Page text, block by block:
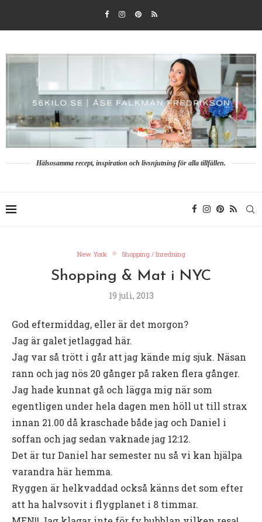
Hälsosamma recept, inspiration och livsnjutning för alla tillfällen.
New York Shopping / Inredning
Shopping & Mat i NYC
19 juli, 2013
God eftermiddag, eller är det morgon?
Jag är galet jetlaggad här.
Jag var så trött i går att jag kände mig sjuk. Näsan
rann och jag nös 20 gånger på raken flera gånger.
Jag hade kunnat gå och lägga mig när som
egentligen under hela dagen men höll ut till strax
innan 21.00 då kraschade både jag och Daniel i
soffan och jag sedan vaknade jag 12:12.
Det är tur Daniel har semester nu så vi kan hjälpa
varandra här hemma.
Ryggen är helkvaddad också känns det som efter
att ha halvsovit i flygplanet i 8 timmar.